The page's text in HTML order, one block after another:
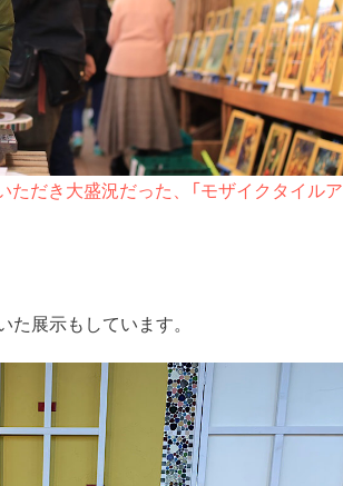
だき大盛況だった、「モザイクタイルア
展示もしています。